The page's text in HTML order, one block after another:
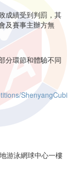
成績受到判罰，其
及賽事主辦方無
分環節和體驗不同
ShenyangCubi
游泳網球中心一樓